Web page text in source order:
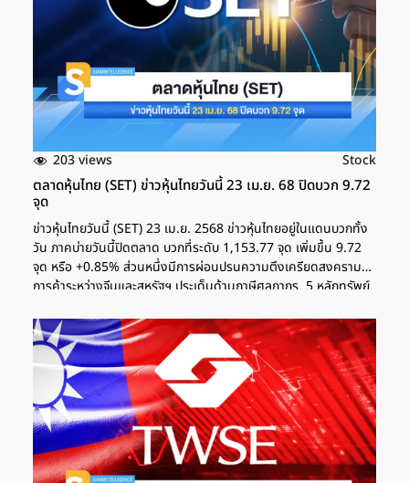
203 views Stock
ตลาดหุ้นไทย (SET) ข่าวหุ้นไทยวันนี้ 23 เม.ย.​ 68 ปิดบวก 9.72
จุด
ข่าวหุ้นไทยวันนี้ (SET) 23 เม.ย. 2568 ข่าวหุ้นไทยอยู่ในแดนบวกทั้ง
วัน ภาคบ่ายวันนี้ปิดตลาด บวกที่ระดับ 1,153.77 จุด เพิ่มขึ้น 9.72
จุด หรือ +0.85% ส่วนหนึ่งมีการผ่อนปรนความตึงเครียดสงคราม
การค้าระหว่างจีนและสหรัฐฯ ประเด็นด้านภาษีศุลกากร 5 หลักทรัพย์
จังหวะย่อตัว และดัชนียังปรับตัวขึ้นในกรอบที่จำกัด และถึงแม้ว่า
ปริมาณการซื้อขายไม่มาก เพราะยังมีประเด็นของสงครามการค้าอยู่
โดยนักลงทุนยังคงติดตามผลประกอบการของบริษัทในไตรมาส 1/68
อย่างต่อเนื่อง